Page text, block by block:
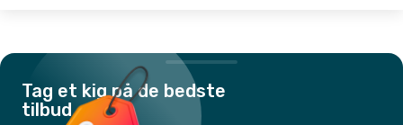
Tag et kig på de bedste
tilbud